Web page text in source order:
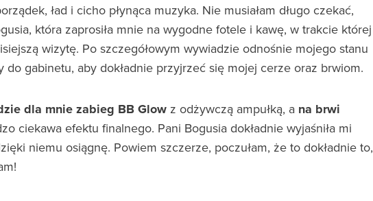
ład i cicho płynąca muzyka. Nie musiałam długo czekać,
która zaprosiła mnie na wygodne fotele i kawę, w trakcie której
wizytę. Po szczegółowym wywiadzie odnośnie mojego stanu
do gabinetu, aby dokładnie przyjrzeć się mojej cerze oraz brwiom.
dla mnie zabieg BB Glow z odżywczą ampułką, a na brwi
ciekawa efektu finalnego. Pani Bogusia dokładnie wyjaśniła mi
niemu osiągnę. Powiem szczerze, poczułam, że to dokładnie to,